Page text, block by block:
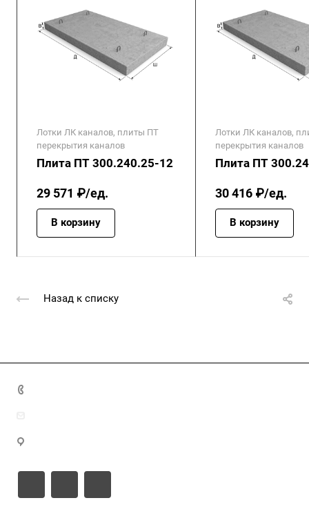
Лотки ЛК каналов, плиты ПТ
перекрытия каналов
Плита ПТ 300.240.25-12
29 571 ₽/ед.
В корзину
Лотки ЛК каналов,
перекрытия каналов
Плита ПТ
30 416 ₽/ед.
В корзину
Назад к списку